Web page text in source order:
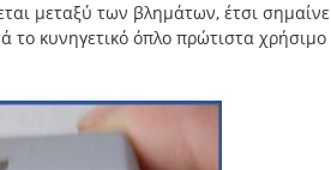
μεταξύ των βλημάτων, έτσι
κυνηγετικό όπλο πρώτιστα χρήσιμο